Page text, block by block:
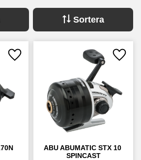
Sortera
Lägg till i favoriter
ABU ABUMATIC STX 10
SPINCAST
Lägg